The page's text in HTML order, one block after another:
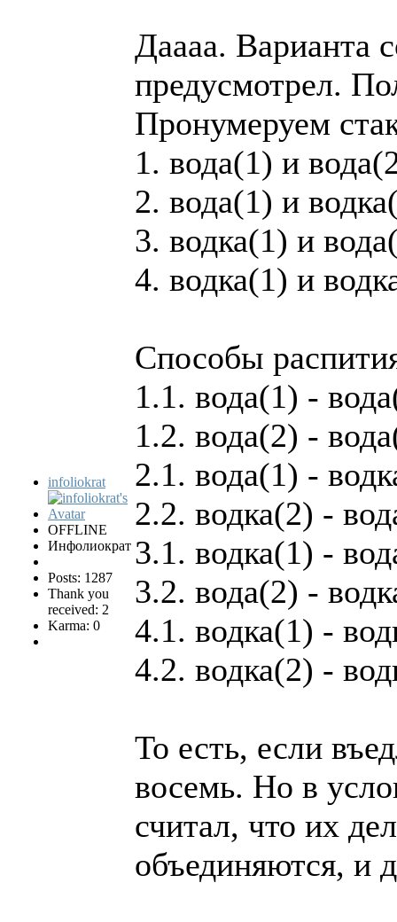
infoliokrat
OFFLINE
Инфолиократ
Posts: 1287
Thank you
received: 2
Karma: 0
Даааа. Варианта
предусмотрел.
Пронумеруем
1. вода(1) и
2. вода(1) и
3. водка(1) и
4. водка(1) и
Способы
1.1. вода(1) -
1.2. вода(2) -
2.1. вода(1) -
2.2. водка(2) -
3.1. водка(1) -
3.2. вода(2) -
4.1. водка(1) -
4.2. водка(2) -
То есть, если
восемь. Но в
считал, что их
объединяются, и